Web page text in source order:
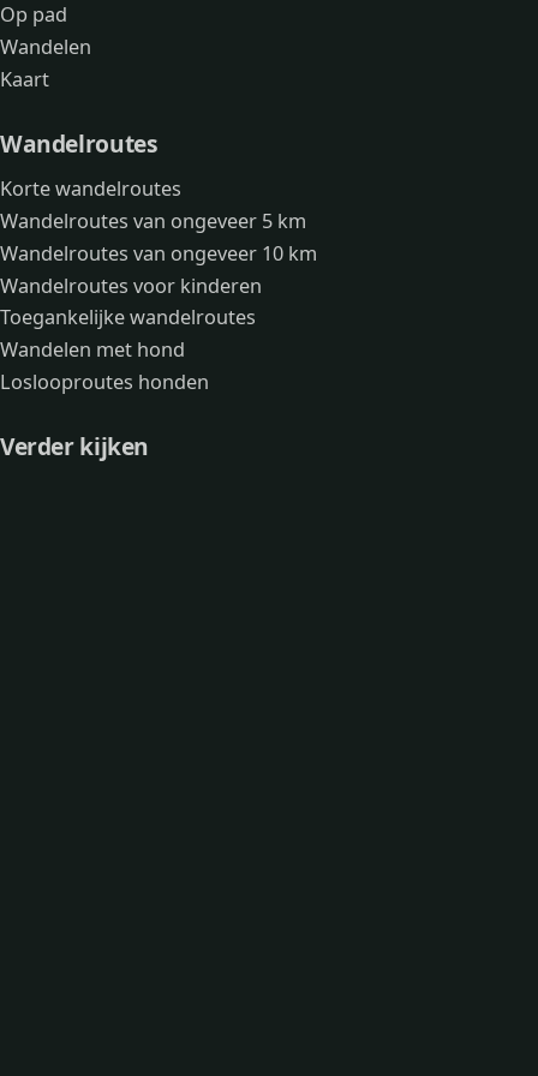
Op pad
Wandelen
Kaart
Wandelroutes
Korte wandelroutes
Wandelroutes van ongeveer 5 km
Wandelroutes van ongeveer 10 km
Wandelroutes voor kinderen
Toegankelijke wandelroutes
Wandelen met hond
Loslooproutes honden
Verder kijken